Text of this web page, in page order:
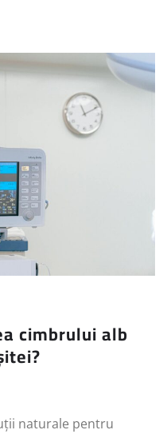
cimbrului alb
naturale pentru